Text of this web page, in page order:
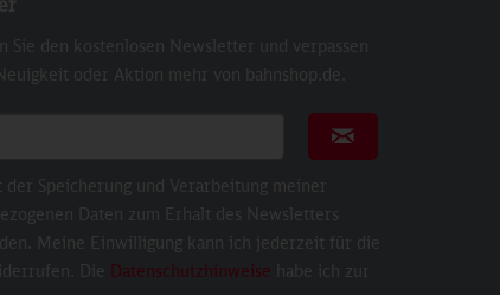
Sie den kostenlosen Newsletter und verpassen
oder Aktion mehr von bahnshop.de.
Newsletter abonnieren
Speicherung und Verarbeitung meiner
Daten zum Erhalt des Newsletters
Meine Einwilligung kann ich jederzeit für die
Die Datenschutzhinweise habe ich zur